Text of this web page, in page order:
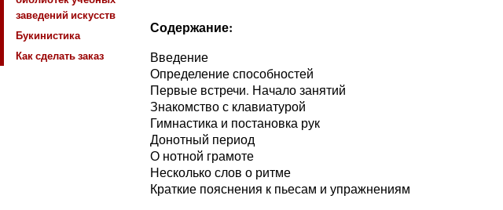
заведений искусств
Букинистика
Как сделать заказ
Содержание:
Введение
Определение способностей
Первые встречи. Начало занятий
Знакомство с клавиатурой
Гимнастика и постановка рук
Донотный период
О нотной грамоте
Несколько слов о ритме
Краткие пояснения к пьесам и упражнениям